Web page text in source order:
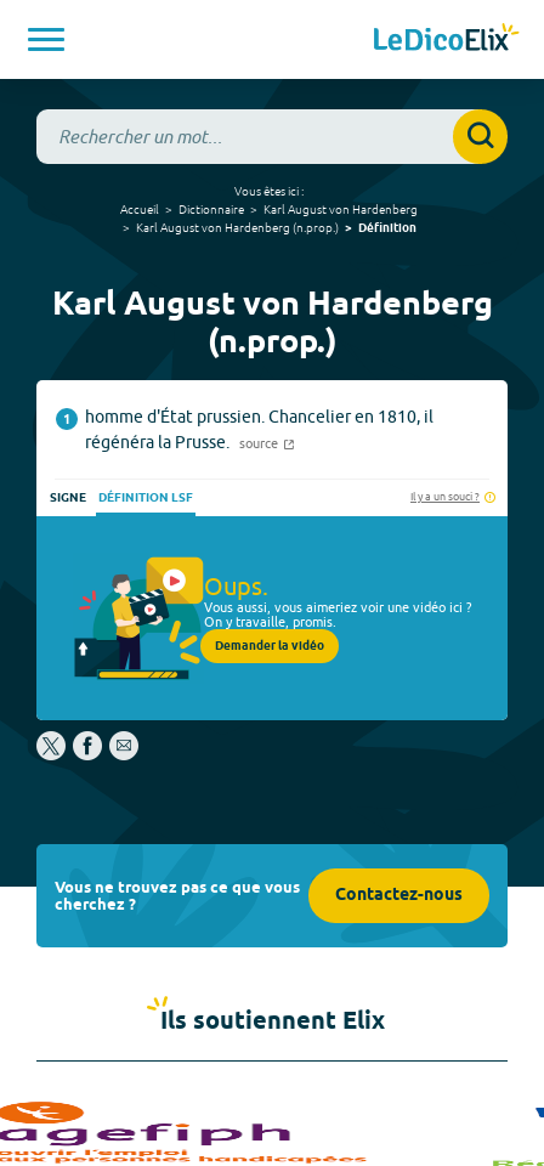
Vous êtes ici :
Accueil
Dictionnaire
Karl August von Hardenberg
Karl August von Hardenberg (n.prop.) Définition
Karl August von Hardenberg
(n.prop.)
1
homme d'État prussien. Chancelier en 1810, il
régénéra la Prusse.
source
SIGNE DÉFINITION LSF Il y a un souci ?
Oups.
Vous aussi, vous aimeriez voir une vidéo ici ?
On y travaille, promis.
Demander la vidéo
Vous ne trouvez pas ce que vous
cherchez ? Contactez-nous
Ils soutiennent Elix